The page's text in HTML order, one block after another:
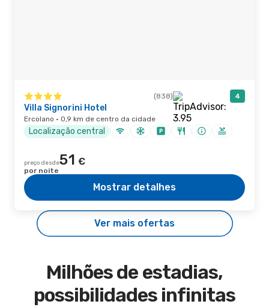
(838) 4
Villa Signorini Hotel
Ercolano · 0,9 km de centro da cidade
Localização central
preço desde51 €
por noite
Mostrar detalhes
Ver mais ofertas
Milhões de estadias,
possibilidades infinitas